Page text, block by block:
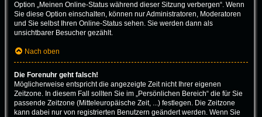
Option „Meinen Online-Status während dieser Sitzung verbergen“. Wenn
Sie diese Option einschalten, können nur Administratoren, Moderatoren
und Sie selbst Ihren Online-Status sehen. Sie werden dann als
unsichtbarer Besucher gezählt.
Nach oben
Die Forenuhr geht falsch!
Möglicherweise entspricht die angezeigte Zeit nicht Ihrer eigenen
Zeitzone. In diesem Fall sollten Sie im „Persönlichen Bereich“ die für Sie
passende Zeitzone (Mitteleuropäische Zeit, ...) festlegen. Die Zeitzone
kann dabei nur von registrierten Benutzern geändert werden. Wenn Sie